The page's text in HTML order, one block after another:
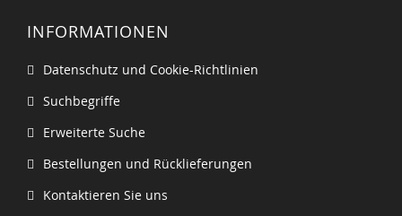
INFORMATIONEN
Datenschutz und Cookie-Richtlinien
Suchbegriffe
Erweiterte Suche
Bestellungen und Rücklieferungen
Kontaktieren Sie uns